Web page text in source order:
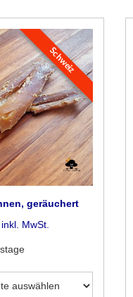
Schweiz
geräuchert
MwSt.